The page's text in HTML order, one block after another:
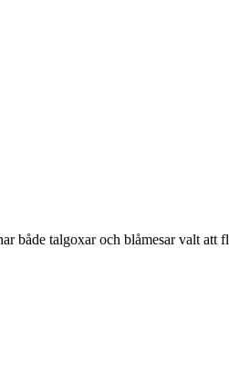
både talgoxar och blåmesar valt att